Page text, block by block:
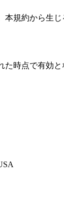
規約から生
時点で有効